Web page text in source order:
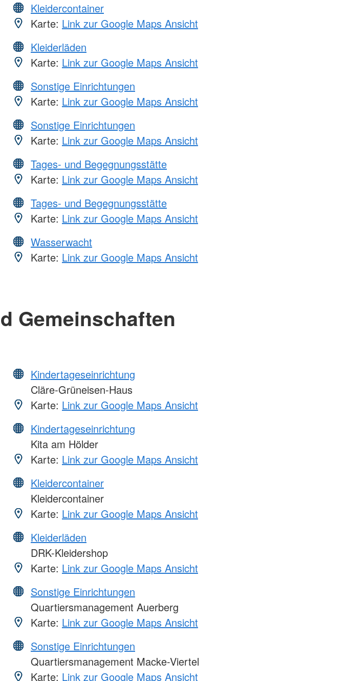
Kleidercontainer
Karte: Link zur Google Maps Ansicht
Kleiderläden
Karte: Link zur Google Maps Ansicht
Sonstige Einrichtungen
Karte: Link zur Google Maps Ansicht
Sonstige Einrichtungen
Karte: Link zur Google Maps Ansicht
Tages- und Begegnungsstätte
Karte: Link zur Google Maps Ansicht
Tages- und Begegnungsstätte
Karte: Link zur Google Maps Ansicht
Wasserwacht
Karte: Link zur Google Maps Ansicht
Gemeinschaften
Kindertageseinrichtung
Cläre-Grüneisen-Haus
Karte: Link zur Google Maps Ansicht
Kindertageseinrichtung
Kita am Hölder
Karte: Link zur Google Maps Ansicht
Kleidercontainer
Kleidercontainer
Karte: Link zur Google Maps Ansicht
Kleiderläden
DRK-Kleidershop
Karte: Link zur Google Maps Ansicht
Sonstige Einrichtungen
Quartiersmanagement Auerberg
Karte: Link zur Google Maps Ansicht
Sonstige Einrichtungen
Quartiersmanagement Macke-Viertel
Karte: Link zur Google Maps Ansicht